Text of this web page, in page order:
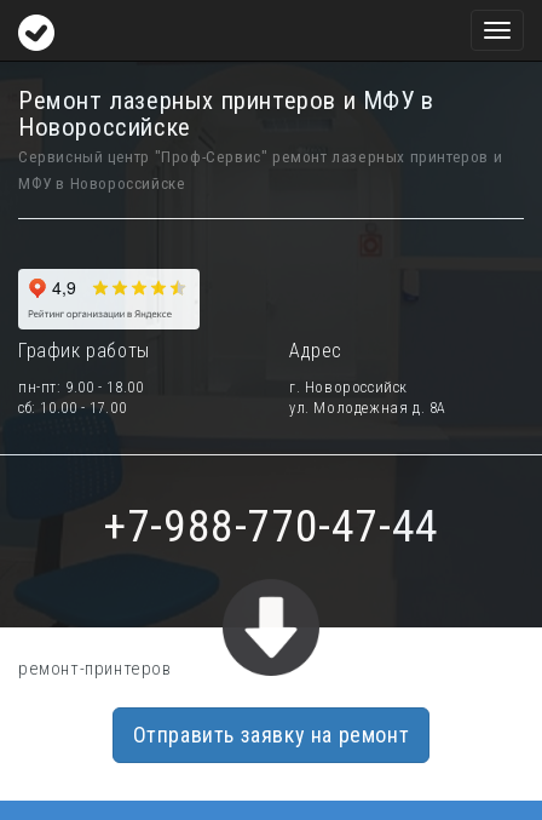
Ремонт лазерных принтеров и МФУ в
Новороссийске
Сервисный центр "Проф-Сервис" ремонт лазерных принтеров и
МФУ в Новороссийске
График работы
пн-пт: 9.00 - 18.00
сб: 10.00 - 17.00
Адрес
г. Новороссийск
ул. Молодежная д. 8А
+7-988-770-47-44
ремонт-принтеров
Отправить заявку на ремонт